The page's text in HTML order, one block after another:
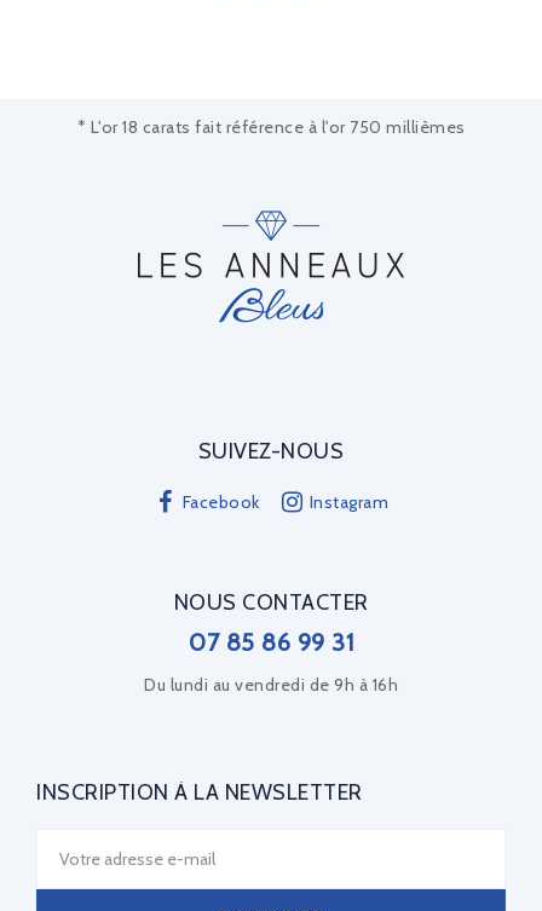
* L'or 18 carats fait référence à l'or 750 millièmes
SUIVEZ-NOUS
Facebook Instagram
NOUS CONTACTER
07 85 86 99 31
Du lundi au vendredi de 9h à 16h
INSCRIPTION À LA NEWSLETTER